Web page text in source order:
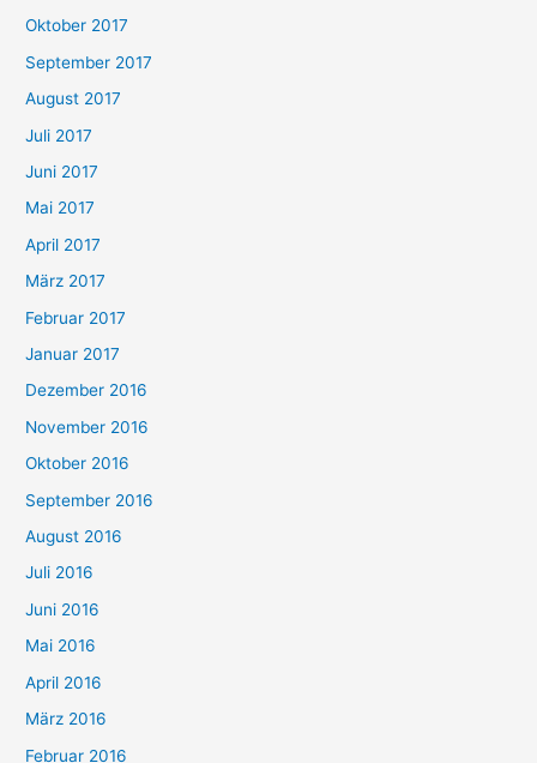
Oktober 2017
September 2017
August 2017
Juli 2017
Juni 2017
Mai 2017
April 2017
März 2017
Februar 2017
Januar 2017
Dezember 2016
November 2016
Oktober 2016
September 2016
August 2016
Juli 2016
Juni 2016
Mai 2016
April 2016
März 2016
Februar 2016